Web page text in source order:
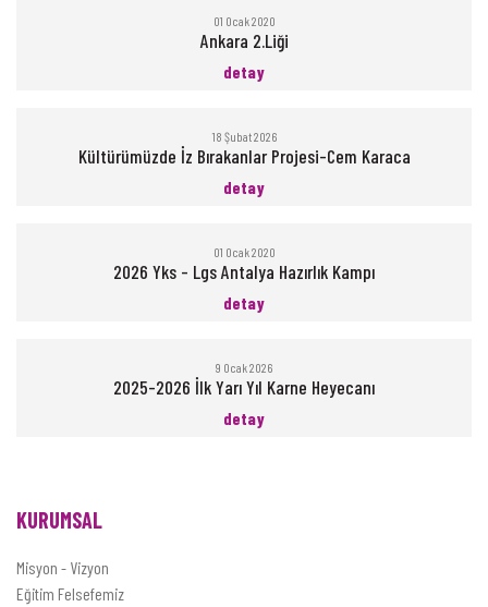
01 Ocak 2020
Ankara 2.Liği
detay
18 Şubat 2026
Kültürümüzde İz Bırakanlar Projesi-Cem Karaca
detay
01 Ocak 2020
2026 Yks - Lgs Antalya Hazırlık Kampı
detay
9 Ocak 2026
2025-2026 İlk Yarı Yıl Karne Heyecanı
detay
KURUMSAL
Misyon - Vizyon
Eğitim Felsefemiz